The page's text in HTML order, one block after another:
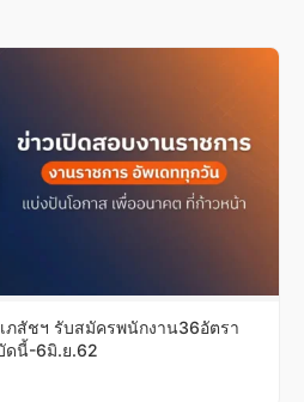
ภสัชฯ รับสมัครพนักงาน36อัตรา
นี้-6มิ.ย.62